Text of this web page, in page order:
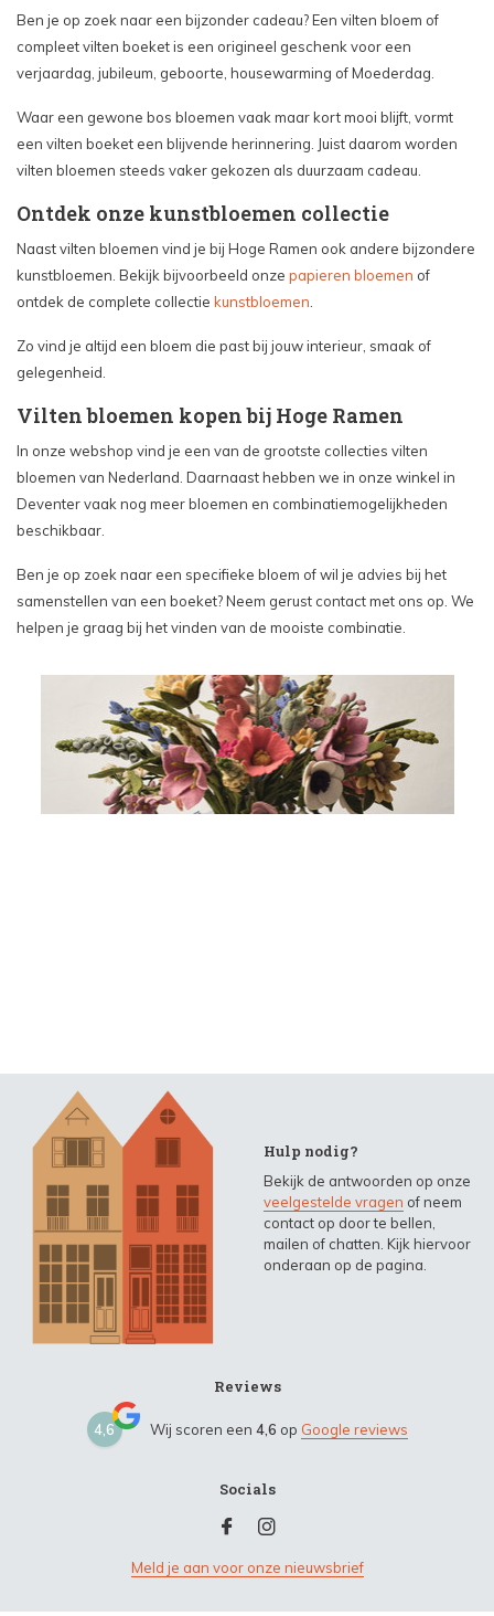
Ben je op zoek naar een bijzonder cadeau? Een vilten bloem of
compleet vilten boeket is een origineel geschenk voor een
verjaardag, jubileum, geboorte, housewarming of Moederdag.
Waar een gewone bos bloemen vaak maar kort mooi blijft, vormt
een vilten boeket een blijvende herinnering. Juist daarom worden
vilten bloemen steeds vaker gekozen als duurzaam cadeau.
Ontdek onze kunstbloemen collectie
Naast vilten bloemen vind je bij Hoge Ramen ook andere bijzondere
kunstbloemen. Bekijk bijvoorbeeld onze papieren bloemen of
ontdek de complete collectie kunstbloemen
Zo vind je altijd een bloem die past bij jouw interieur, smaak of
gelegenheid.
Vilten bloemen kopen bij Hoge Ramen
In onze webshop vind je een van de grootste collecties vilten
bloemen van Nederland. Daarnaast hebben we in onze winkel in
Deventer vaak nog meer bloemen en combinatiemogelijkheden
beschikbaar.
Ben je op zoek naar een specifieke bloem of wil je advies bij het
samenstellen van een boeket? Neem gerust contact met ons op. We
helpen je graag bij het vinden van de mooiste combinatie.
Hulp nodig?
Bekijk de antwoorden op onze
veelgestelde vragen of neem
contact op door te bellen,
mailen of chatten. Kijk hiervoor
onderaan op de pagina.
Reviews
4,6 Wij scoren een 4,6 op Google reviews
Socials
Meld je aan voor onze nieuwsbrief